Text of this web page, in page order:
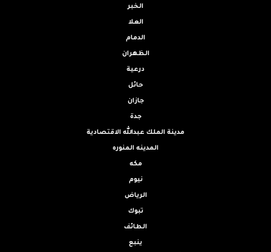
الخبر
العلا
الدمام
الظهران
درعية
حائل
جازان
جدة
مدينة الملك عبدالله الاقتصادية
المدينه المنوره
مكه
نيوم
الرياض
تبوك
الطائف
ينبع